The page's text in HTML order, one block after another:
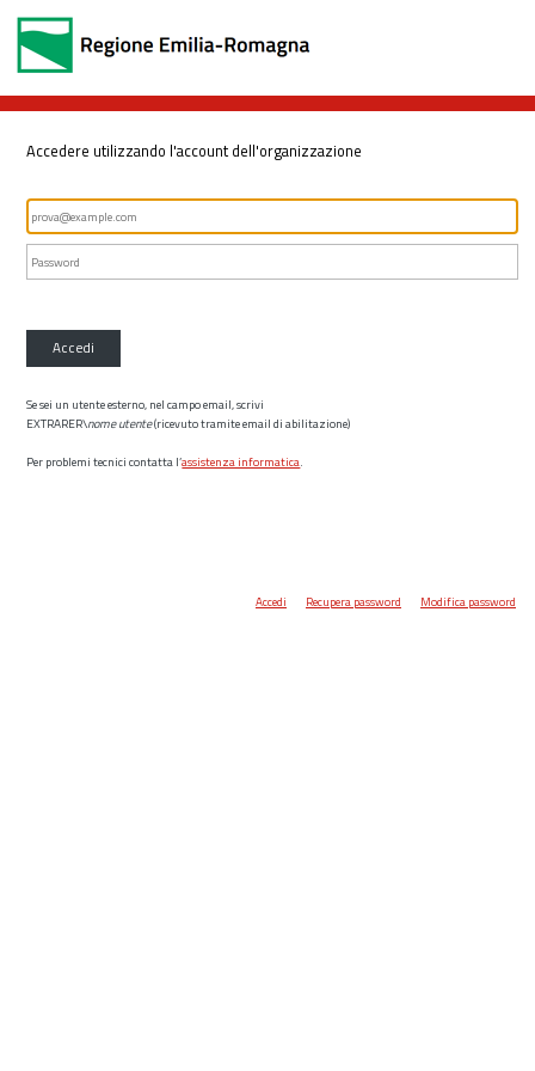
Accedere utilizzando l'account dell'organizzazione
Accedi
Se sei un utente esterno, nel campo email, scrivi
EXTRARER\nome utente(ricevuto tramite email di abilitazione)
Per problemi tecnici contatta l’assistenza informatica.
Accedi Recupera password Modifica password